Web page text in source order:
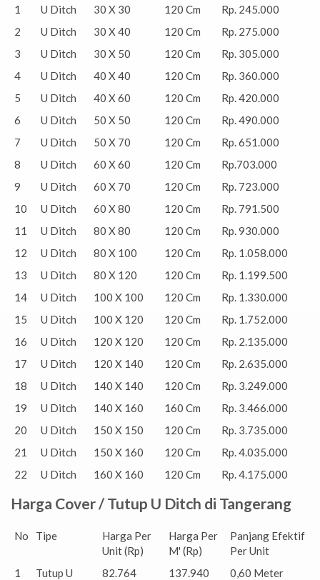
1
U Ditch 30 X 30 120 Cm
Rp. 245.000
2
U Ditch 30 X 40 120 Cm
Rp. 275.000
3
U Ditch 30 X 50 120 Cm
Rp. 305.000
4
U Ditch 40 X 40 120 Cm
Rp. 360.000
5
U Ditch 40 X 60 120 Cm
Rp. 420.000
6
U Ditch 50 X 50 120 Cm
Rp. 490.000
7
U Ditch 50 X 70 120 Cm
Rp. 651.000
8
U Ditch 60 X 60 120 Cm
Rp.703.000
9
U Ditch 60 X 70 120 Cm
Rp. 723.000
10
U Ditch 60 X 80 120 Cm
Rp. 791.500
11
U Ditch 80 X 80 120 Cm
Rp. 930.000
12
U Ditch 80 X 100 120 Cm
Rp. 1.058.000
13
U Ditch 80 X 120 120 Cm
Rp. 1.199.500
14
U Ditch 100 X 100 120 Cm
Rp. 1.330.000
15
U Ditch 100 X 120 120 Cm
Rp. 1.752.000
16
U Ditch 120 X 120 120 Cm
Rp. 2.135.000
17
U Ditch 120 X 140 120 Cm
Rp. 2.635.000
18
U Ditch 140 X 140 120 Cm
Rp. 3.249.000
19
U Ditch 140 X 160 160 Cm
Rp. 3.466.000
20
U Ditch 150 X 150 120 Cm
Rp. 3.735.000
21
U Ditch 150 X 160 120 Cm
Rp. 4.035.000
22
U Ditch 160 X 160 120 Cm Rp. 4.175.000
Harga Cover / Tutup U Ditch di Tangerang
No Tipe
Harga Per
Unit (Rp)
Harga Per
M' (Rp)
Panjang Efektif
Per Unit
1
Tutup U
82.764 137.940 0,60 Meter